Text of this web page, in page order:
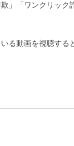
」「ワンクリッ
る動画を視聴する